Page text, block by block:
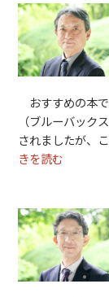
おすすめの本
（ブルーバッ
されましたが、
きを読む